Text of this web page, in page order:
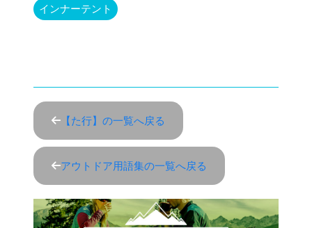
インナーテント
【た行】の一覧へ戻る
アウトドア用語集の一覧へ戻る